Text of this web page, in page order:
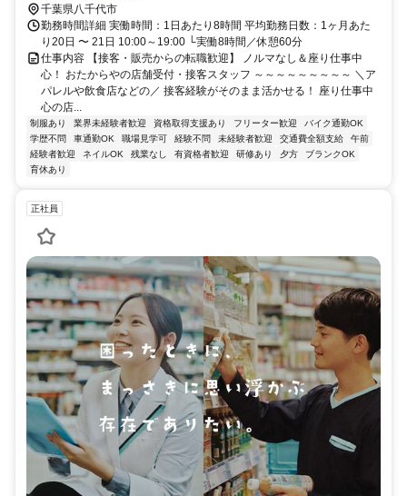
千葉県八千代市
勤務時間詳細 実働時間：1日あたり8時間 平均勤務日数：1ヶ月あた
り20日 〜 21日 10:00～19:00 └実働8時間／休憩60分
仕事内容 【接客・販売からの転職歓迎】 ノルマなし＆座り仕事中
心！ おたからやの店舗受付・接客スタッフ ～～～～～～～～～ ＼ア
パレルや飲食店などの／ 接客経験がそのまま活かせる！ 座り仕事中
心の店...
制服あり 業界未経験者歓迎 資格取得支援あり フリーター歓迎
バイク通勤OK
学歴不問
車通勤OK 職場見学可 経験不問 未経験者歓迎 交通費全額支給
午前
経験者歓迎
ネイルOK 残業なし 有資格者歓迎 研修あり 夕方
ブランクOK
育休あり
正社員